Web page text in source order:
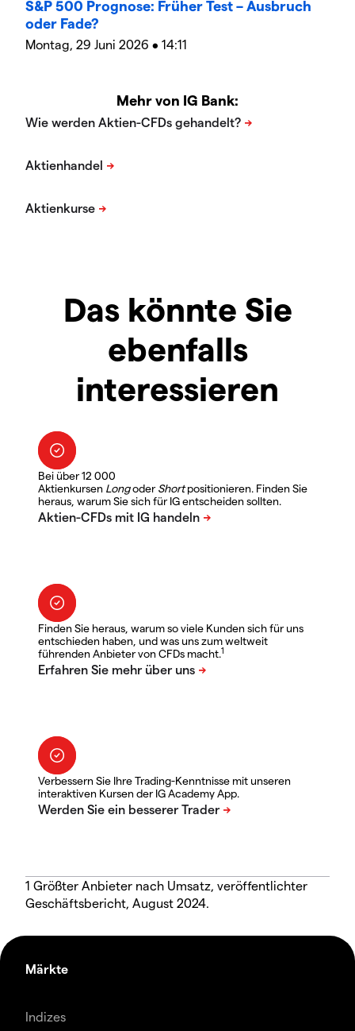
S&P 500 Prognose: Früher Test – Ausbruch
oder Fade?
Montag, 29 Juni 2026 • 14:11
Mehr von IG Bank:
Das könnte Sie
ebenfalls
interessieren
Bei über 12 000
Aktienkursen LongoderShortpositionieren. Finden Sie
heraus, warum Sie sich für IG entscheiden sollten.
Finden Sie heraus, warum so viele Kunden sich für uns
entschieden haben, und was uns zum weltweit
führenden Anbieter von CFDs macht.1
Verbessern Sie Ihre Trading-Kenntnisse mit unseren
interaktiven Kursen der IG Academy App.
1 Größter Anbieter nach Umsatz, veröffentlichter
Geschäftsbericht, August 2024.
Märkte
Indizes